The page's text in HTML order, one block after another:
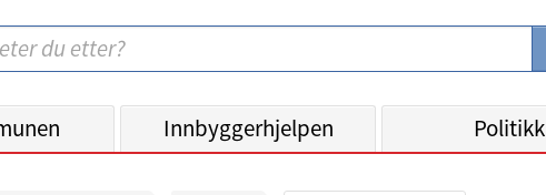
Innbyggerhjelpen Politikk